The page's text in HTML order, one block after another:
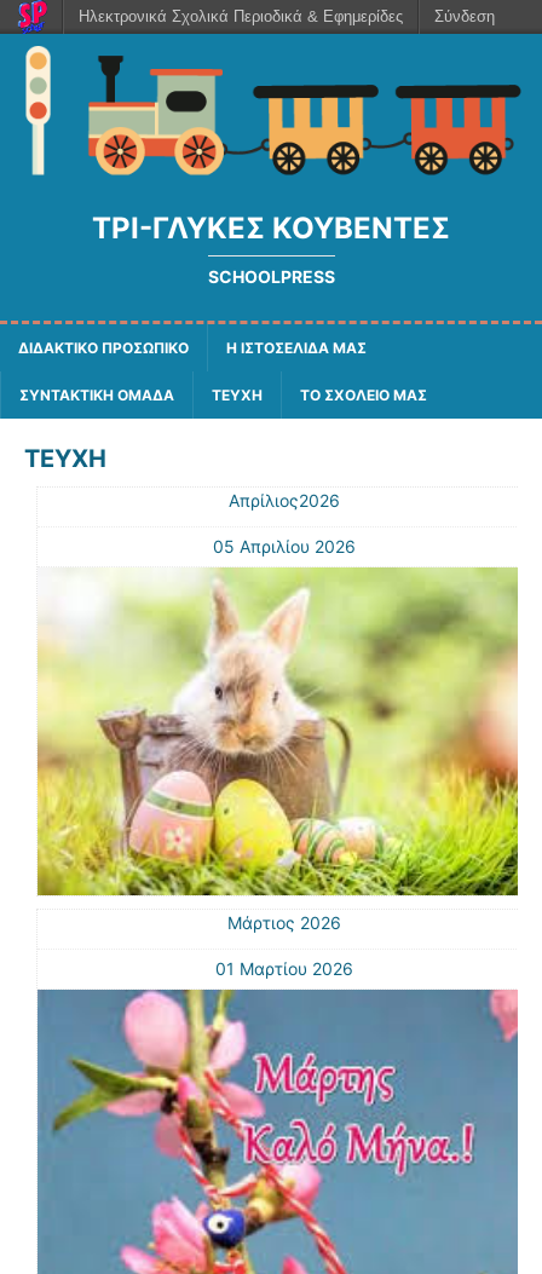
ΤΡΙ-ΓΛΥΚΈΣ ΚΟΥΒΈΝΤΕΣ
SCHOOLPRESS
ΔΙΔΑΚΤΙΚΟ ΠΡΟΣΩΠΙΚΟ Η ΙΣΤΟΣΕΛΙΔΑ ΜΑΣ
ΣΥΝΤΑΚΤΙΚΗ ΟΜΑΔΑ ΤΕΥΧΗ ΤΟ ΣΧΟΛΕΙΟ ΜΑΣ
ΤΕΥΧΗ
Απρίλιος2026
05 Απριλίου 2026
Μάρτιος 2026
01 Μαρτίου 2026
Ηλεκτρονικά Σχολικά Περιοδικά & Εφημερίδες Σύνδεση